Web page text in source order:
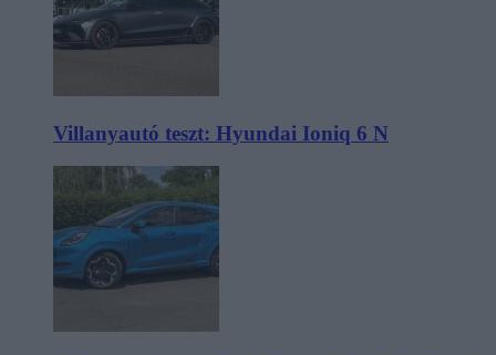
Villanyautó teszt: Hyundai Ioniq 6 N